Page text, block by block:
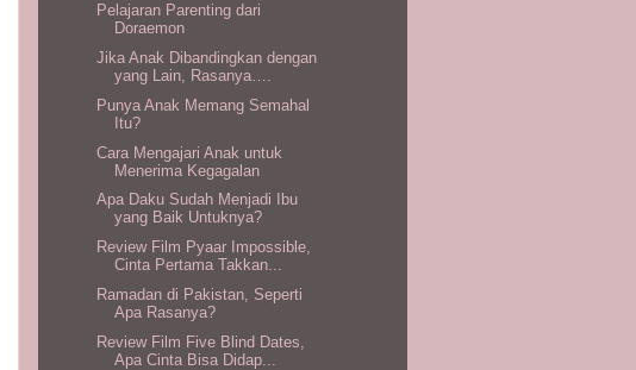
Pelajaran Parenting dari
Doraemon
Jika Anak Dibandingkan dengan
yang Lain, Rasanya….
Punya Anak Memang Semahal
Itu?
Cara Mengajari Anak untuk
Menerima Kegagalan
Apa Daku Sudah Menjadi Ibu
yang Baik Untuknya?
Review Film Pyaar Impossible,
Cinta Pertama Takkan...
Ramadan di Pakistan, Seperti
Apa Rasanya?
Review Film Five Blind Dates,
Apa Cinta Bisa Didap...